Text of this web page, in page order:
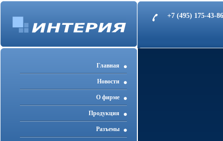
+7 (495) 175-43-
Главная
Новости
О фирме
Продукция
Разъемы